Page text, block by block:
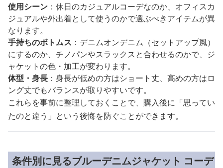
使用シーン ：休日のカジュアルコーデなのか、オフィスカ
ジュアルや外出着として使うのかで選ぶべきアイテムが異
なります。
手持ちのボトムス ：デニムオンデニム（セットアップ風）
にするのか、チノパンやスラックスと合わせるのかで、ジ
ャケットの色・加工が変わります。
体型・身長 ：身長が低めの方はショート丈、高めの方はロ
ング丈でもバランスが取りやすいです。
これらを事前に整理しておくことで、購入後に「思ってい
たのと違う」という後悔を防ぐことができます。
条件別に見るブルーデニムジャケット コーデ